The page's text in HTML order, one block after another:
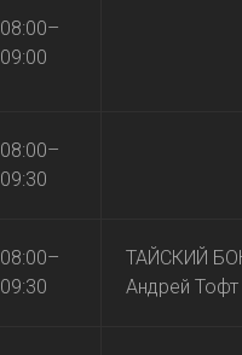
08:00–
09:00
08:00–
09:30
08:00–
09:30
ТАЙСКИЙ
Андрей Тофт